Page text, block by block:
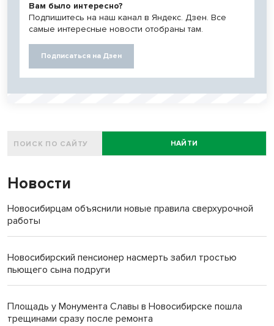
Вам было интересно?
Подпишитесь на наш канал в Яндекс. Дзен. Все
самые интересные новости отобраны там.
Подписаться на Дзен
НАЙТИ
Новости
Новосибирцам объяснили новые правила сверхурочной
работы
Новосибирский пенсионер насмерть забил тростью
пьющего сына подруги
Площадь у Монумента Славы в Новосибирске пошла
трещинами сразу после ремонта